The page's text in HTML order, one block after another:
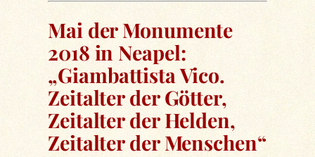
Mai der Monumente
2018 in Neapel:
„Giambattista Vico.
Zeitalter der Götter,
Zeitalter der Helden,
Zeitalter der Menschen“